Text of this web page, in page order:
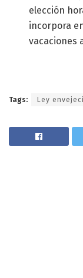
elección
incorpora
vacaciones
Tags: Ley